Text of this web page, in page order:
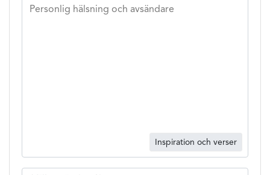
Personlig hälsning och avsändare
Inspiration och verser